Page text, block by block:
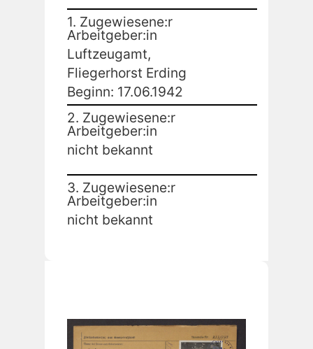
1. Zugewiesene:r
Arbeitgeber:in
Luftzeugamt,
Fliegerhorst Erding
Beginn: 17.06.1942
2. Zugewiesene:r
Arbeitgeber:in
nicht bekannt
3. Zugewiesene:r
Arbeitgeber:in
nicht bekannt